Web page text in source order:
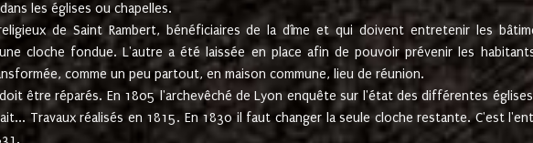
les églises ou chapelles.
de Saint Rambert, bénéficiaires de la dîme et qui doivent entretenir les
cloche fondue. L'autre a été laissée en place afin de pouvoir prévenir les
comme un peu partout, en maison commune, lieu de réunion.
être réparés. En 1805 l'archevêché de Lyon enquête sur l'état des différentes
Travaux réalisés en 1815. En 1830 il faut changer la seule cloche restante. C'est